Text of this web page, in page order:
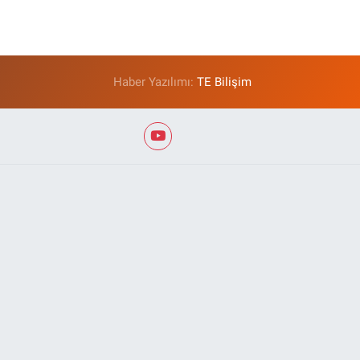
Haber Yazılımı:TE Bilişim